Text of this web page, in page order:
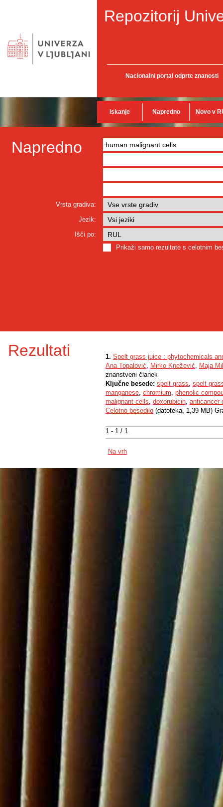
Repozitorij
Nacionalni portal odprte znanosti
Iskanje Napredno Novo v
Napredno
Vrsta gradiva:
Jezik:
Išči po:
Prikaži samo rezultate s celotnim
Rezultati
1 - 1 / 1
1. Spelt grass juice : phytochemicals
Ana Topalović, Mirko Knežević, Maja
znanstveni članek
Ključne besede: spelt grass, spelt
manganese, chromium, phenolic
malignant cells, doxorubicin, anticancer
Celotno besedilo (datoteka, 1,39 MB)
Na vrh